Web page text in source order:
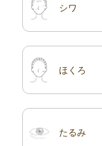
シワ
ほくろ
たるみ